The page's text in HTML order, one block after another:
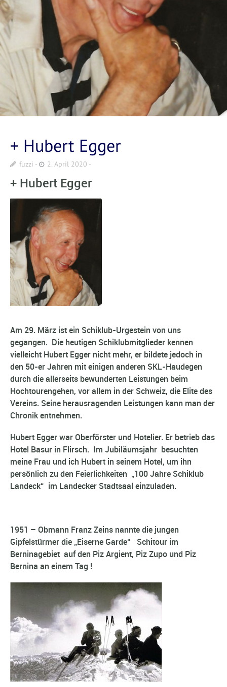
+ Hubert Egger
fuzzi 2. April 2020
+ Hubert Egger
Am 29. März ist ein Schiklub-Urgestein von uns
gegangen. Die heutigen Schiklubmitglieder kennen
vielleicht Hubert Egger nicht mehr, er bildete jedoch in
den 50-er Jahren mit einigen anderen SKL-Haudegen
durch die allerseits bewunderten Leistungen beim
Hochtourengehen, vor allem in der Schweiz, die Elite des
Vereins. Seine herausragenden Leistungen kann man der
Chronik entnehmen.
Hubert Egger war Oberförster und Hotelier. Er betrieb das
Hotel Basur in Flirsch. Im Jubiläumsjahr besuchten
meine Frau und ich Hubert in seinem Hotel, um ihn
persönlich zu den Feierlichkeiten „100 Jahre Schiklub
Landeck“ im Landecker Stadtsaal einzuladen.
1951 – Obmann Franz Zeins nannte die jungen
Gipfelstürmer die „Eiserne Garde“ Schitour im
Berninagebiet auf den Piz Argient, Piz Zupo und Piz
Bernina an einem Tag !